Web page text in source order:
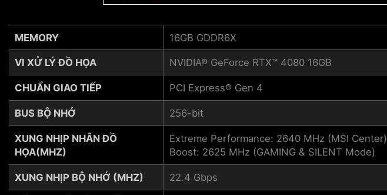
MEMORY
VI XỬ LÝ ĐỒ HỌA
CHUẨN GIAO TIẾP
BUS BỘ NHỚ
XUNG NHỊP NHÂN ĐỒ
HỌA(MHZ)
XUNG NHỊP BỘ NHỚ (MHZ)
16GB GDDR6X
NVIDIA® GeForce RTX™ 4080 16GB
PCI Express® Gen 4
256-bit
Extreme Performance: 2640 MHz (MSI Center)
Boost: 2625 MHz (GAMING & SILENT Mode)
22.4 Gbps